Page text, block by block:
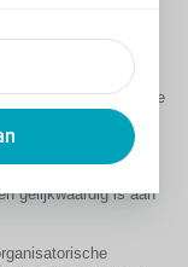
beschermd op
er geen
voor het betreffende
maken wij,
vastgestelde
waarborgen, om te
gelijkwaardig is aan